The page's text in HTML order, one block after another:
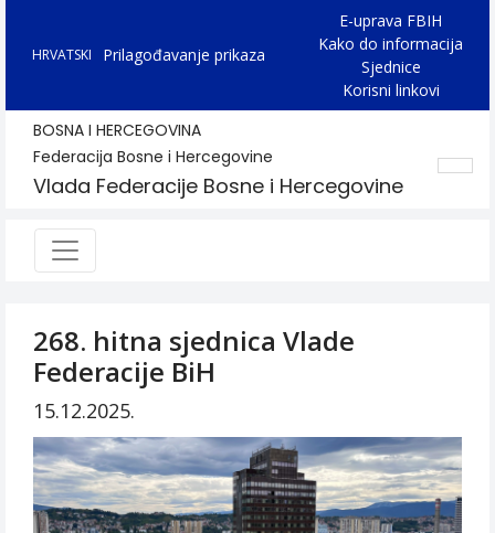
HRVATSKI Prilagođavanje prikaza
E-uprava FBIH
Kako do informacija
Sjednice
Korisni linkovi
BOSNA I HERCEGOVINA
Federacija Bosne i Hercegovine
Vlada Federacije Bosne i Hercegovine
268. hitna sjednica Vlade
Federacije BiH
15.12.2025.